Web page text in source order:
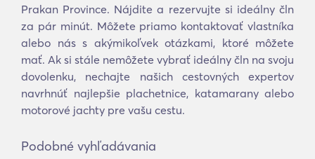
Prakan Province. Nájdite a rezervujte si ideálny čln
za pár minút. Môžete priamo kontaktovať vlastníka
alebo nás s akýmikoľvek otázkami, ktoré môžete
mať. Ak si stále nemôžete vybrať ideálny čln na svoju
dovolenku, nechajte našich cestovných expertov
navrhnúť najlepšie plachetnice, katamarany alebo
motorové jachty pre vašu cestu.
Podobné vyhľadávania